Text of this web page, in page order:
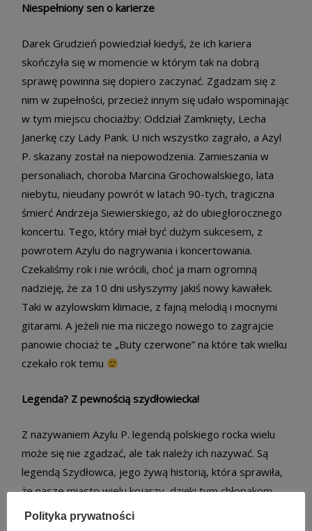
Niespełniony sen o karierze
Darek Grudzień powiedział kiedyś, że ich kariera
skończyła się w momencie w którym tak na dobrą
sprawę powinna się dopiero zaczynać. Zgadzam się z
nim w zupełności, przecież innym się udało wspominając
w tym miejscu chociażby: Oddział Zamknięty, Lecha
Janerkę czy Lady Pank. U nich wszystko zagrało, a Azyl
P. skazany został na niepowodzenia. Zamieszania w
personaliach, choroba Marcina Grochowalskiego, lata
niebytu, nieudany powrót w latach 90-tych, tragiczna
śmierć Andrzeja Siewierskiego, aż do ubiegłorocznego
koncertu. Tego, który miał być dużym sukcesem, z
powrotem Azylu do nagrywania i koncertowania.
Czekaliśmy rok i nie wrócili, choć ja mam ogromną
nadzieję, że za 10 dni usłyszymy jakiś nowy kawałek.
Taki w azylowskim klimacie, z fajną melodią i mocnymi
gitarami. A jeżeli nie ma niczego nowego to zagrajcie
panowie chociaż te „Buty czerwone” na które tak wielku
czekało rok temu
Legenda? Z pewnością szydłowiecka!
Z nazywaniem Azylu P. legendą polskiego rocka wielu
może się nie zgadzać, ale tak należy ich nazywać. Są
legendą Szydłowca, jego żywą historią, która sprawiła,
że nasze miasto wielu kojarzy, dzięki tym chłopakom
sprzed szydłowieckiego bloku. Należy im się miejsce w
Polityka prywatności